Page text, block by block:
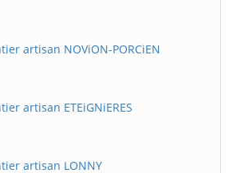
artisan NOViON-PORCiEN
artisan ETEiGNiERES
artisan LONNY
BatiWebPro